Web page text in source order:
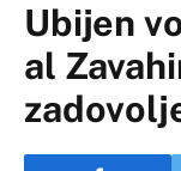
Ubijen
al